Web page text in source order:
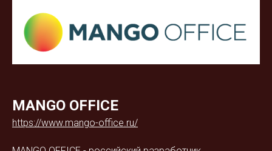
MANGO OFFICE
https://www.mango-office.ru/